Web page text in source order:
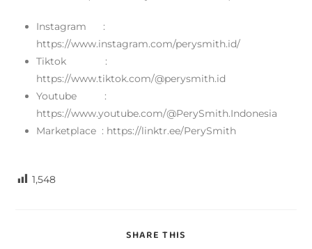
Instagram :
https://www.instagram.com/perysmith.id/
Tiktok :
https://www.tiktok.com/@perysmith.id
Youtube :
https://www.youtube.com/@PerySmith.Indonesia
Marketplace : https://linktr.ee/PerySmith
1,548
SHARE THIS